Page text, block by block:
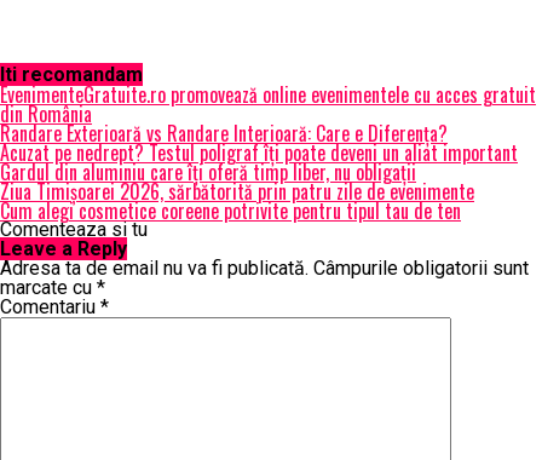
Iti recomandam
EvenimenteGratuite.ro promovează online evenimentele cu acces gratuit
din România
Randare Exterioară vs Randare Interioară: Care e Diferența?
Acuzat pe nedrept? Testul poligraf îţi poate deveni un aliat important
Gardul din aluminiu care îți oferă timp liber, nu obligații
Ziua Timișoarei 2026, sărbătorită prin patru zile de evenimente
Cum alegi cosmetice coreene potrivite pentru tipul tau de ten
Comenteaza si tu
Leave a Reply
Adresa ta de email nu va fi publicată. Câmpurile obligatorii sunt
marcate cu *
Comentariu *